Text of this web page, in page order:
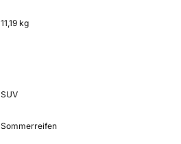
11,19 kg
SUV
Sommerreifen